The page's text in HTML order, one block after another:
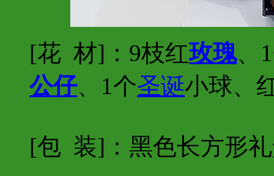
[花 材]：9枝红玫瑰、
公仔、1个圣诞小球、
[包 装]：黑色长方形